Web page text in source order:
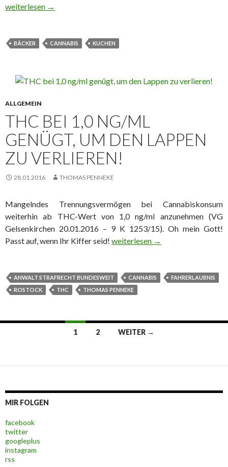
Bäcker bekam sein eigener Kuchen nicht
weiterlesen →
BÄCKER CANNABIS KUCHEN
ALLGEMEIN
THC BEI 1,0 NG/ML
GENÜGT, UM DEN LAPPEN
ZU VERLIEREN!
28.01.2016 THOMAS PENNEKE
Mangelndes Trennungsvermögen bei Cannabiskonsum
weiterhin ab THC-Wert von 1,0 ng/ml anzunehmen (VG
Gelsenkirchen 20.01.2016 – 9 K 1253/15). Oh mein Gott!
Passt auf, wenn Ihr Kiffer seid! THC bei 1,0 ng/ml genügt, um
weiterlesen →
ANWALT STRAFRECHT BUNDESWEIT CANNABIS
FAHRERLAUBNIS
ROSTOCK
THC THOMAS PENNEKE
Navigation
1 2 WEITER →
MIR FOLGEN
facebook
twitter
googleplus
instagram
rss